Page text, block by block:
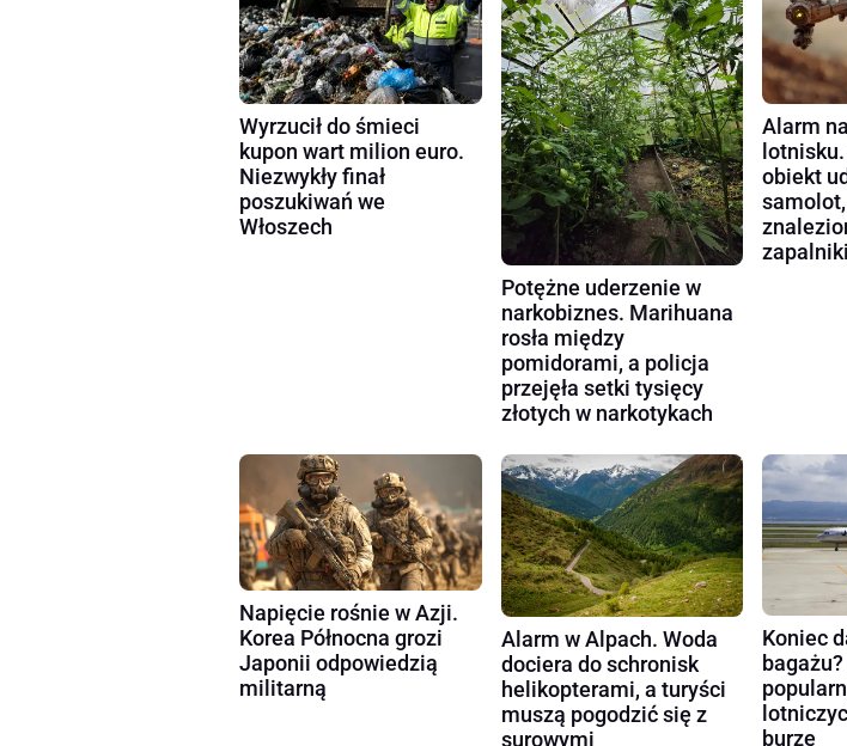
Wyrzucił do śmieci
kupon wart milion euro.
Niezwykły finał
poszukiwań we
Włoszech
Potężne uderzenie w
narkobiznes. Marihuana
rosła między
pomidorami, a policja
przejęła setki tysięcy
złotych w narkotykach
Alarm
obiekt
Napięcie rośnie w Azji.
Korea Północna grozi
Japonii odpowiedzią
militarną
Alarm w Alpach. Woda
dociera do schronisk
helikopterami, a turyści
muszą pogodzić się z
surowymi
Koniec
burzę